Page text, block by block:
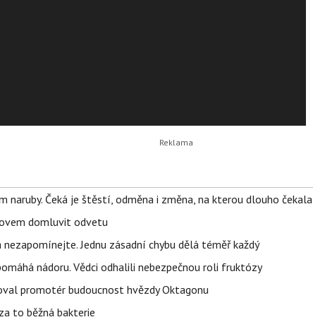
Čeká je štěstí, odměna i změna, na kterou dlouho čekala
domluvit odvetu
Jednu zásadní chybu dělá téměř každý
nádoru. Vědci odhalili nebezpečnou roli fruktózy
promotér budoucnost hvězdy Oktagonu
to běžná bakterie